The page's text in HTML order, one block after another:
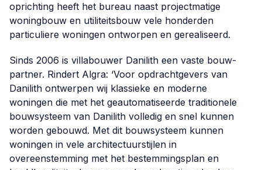
oprichting heeft het bureau naast projectmatige
woningbouw en utiliteitsbouw vele honderden
particuliere woningen ontworpen en gerealiseerd.
Sinds 2006 is villabouwer Danilith een vaste bouw-
partner. Rindert Algra: ‘Voor opdrachtgevers van
Danilith ontwerpen wij klassieke en moderne
woningen die met het geautomatiseerde traditionele
bouwsysteem van Danilith volledig en snel kunnen
worden gebouwd. Met dit bouwsysteem kunnen
woningen in vele architectuurstijlen in
overeenstemming met het bestemmingsplan en